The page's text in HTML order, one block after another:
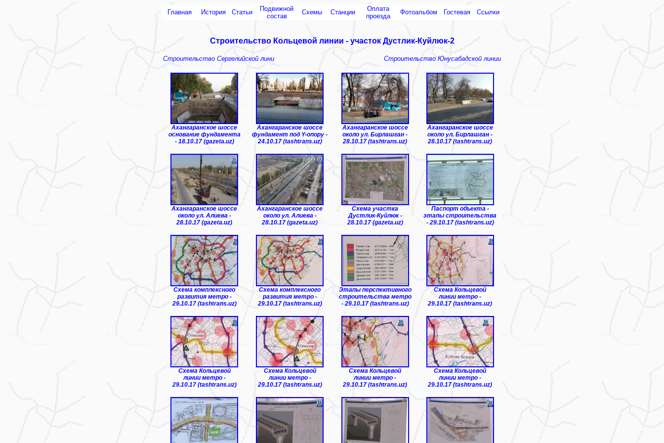
Главная История Статьи
Подвижной
состав
Схемы Cтанции
Оплата
проезда
Фотоальбом Гостевая Ссылки
Строительство Кольцевой линии - участок Дустлик-Куйлюк-2
Строительство Сергелийской лини Строительство Юнусабадской линии
Ахангаранское шоcсе
основание фундамента
- 18.10.17 (gazeta.uz)
Ахангаранское шоcсе
фундамент под Y-опору -
24.10.17 (tashtrans.uz)
Ахангаранское шоcсе
около ул. Бирлашган -
28.10.17 (tashtrans.uz)
Ахангаранское шоcсе
около ул. Бирлашган -
28.10.17 (tashtrans.uz)
Ахангаранское шоcсе
около ул. Алиева -
28.10.17 (gazeta.uz)
Ахангаранское шоcсе
около ул. Алиева -
28.10.17 (gazeta.uz)
Схема участка
Дустлик-Куйлюк -
28.10.17 (gazeta.uz)
Паспорт объекта -
этапы строительства
- 29.10.17 (tashtrans.uz)
Схема комплексного
развития метро -
29.10.17 (tashtrans.uz)
Схема комплексного
развития метро -
29.10.17 (tashtrans.uz)
Этапы перспективного
строительства метро
- 29.10.17 (tashtrans.uz)
Схема Кольцевой
линии метро -
29.10.17 (tashtrans.uz)
Схема Кольцевой
линии метро -
29.10.17 (tashtrans.uz)
Схема Кольцевой
линии метро -
29.10.17 (tashtrans.uz)
Схема Кольцевой
линии метро -
29.10.17 (tashtrans.uz)
Схема Кольцевой
линии метро -
29.10.17 (tashtrans.uz)